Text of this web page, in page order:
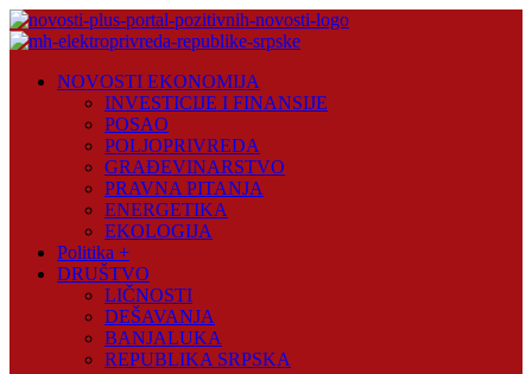
Skip
to
Plus
NOVOSTI EKONOMIJA
INVESTICIJE I FINANSIJE
POSAO
POLJOPRIVREDA
GRAĐEVINARSTVO
PRAVNA PITANJA
ENERGETIKA
EKOLOGIJA
Politika +
DRUŠTVO
LIČNOSTI
DEŠAVANJA
BANJALUKA
REPUBLIKA SRPSKA